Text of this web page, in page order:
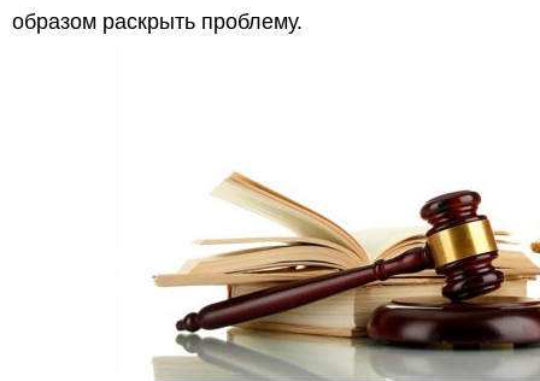
образом раскрыть проблему.